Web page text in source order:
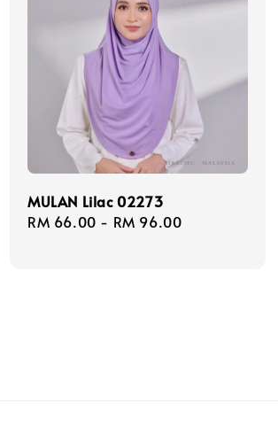
MULAN Lilac 02273
Regular
RM 66.00 - RM 96.00